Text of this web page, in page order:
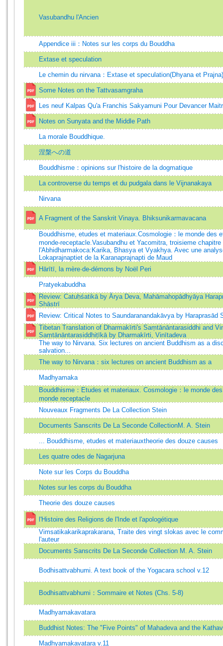
Vasubandhu l'Ancien
Appendice iii：Notes sur les corps du Bouddha
Extase et speculation
Le chemin du nirvana：Extase et speculation(Dhyana et Prajna)
Some Notes on the Tattvasamgraha
Les neuf Kalpas Qu'a Franchis Sakyamuni Pour Devancer
Notes on Sunyata and the Middle Path
La morale Bouddhique.
涅槃への道
Bouddhisme：opinions sur l'histoire de la dogmatique
La controverse du temps et du pudgala dans le Vijnanakaya
Nirvana
A Fragment of the Sanskrit Vinaya. Bhiksunikarmavacana
Bouddhisme, etudes et materiaux.Cosmologie：le monde des
monde-receptacle.Vasubandhu et Yacomitra, troisieme chapitre
l'Abhidharmakoca:Karika, Bhasya et Vyakhya. Avec une
Lokaprajnaptiet de la Karanaprajnapti de Maud
Hārītī, la mère·de-démons by Noël Peri
Pratyekabuddha
Review: Catuḥśatikā by Ārya Deva, Mahāmahopādhyāya
Shāstrī
Review: Critical Notes to Saundaranandakāvya by Haraprasād
Tibetan Translation of Dharmakīrti's Saṃtānāntarasiddhi and
Saṃtānāntarasiddhiṭīkā by Dharmakīrti, Vinītadeva
The way to Nirvana. Six lectures on ancient Buddhism as a
salvation...
The way to Nirvana：six lectures on ancient Buddhism as a
Madhyamaka
Bouddhisme：Etudes et materiaux. Cosmologie：le monde
monde receptacle
Nouveaux Fragments De La Collection Stein
Documents Sanscrits De La Seconde CollectionM. A. Stein
... Bouddhisme, etudes et materiauxtheorie des douze causes
Les quatre odes de Nagarjuna
Note sur les Corps du Bouddha
Notes sur les corps du Bouddha
Theorie des douze causes
l'Histoire des Religions de l'Inde et l'apologétique
Vimsatikakarikaprakarana, Traite des vingt slokas avec le
l'auteur
Documents Sanscrits De La Seconde Collection M. A. Stein
Bodhisattvabhumi. A text book of the Yogacara school v.12
Bodhisattvabhumi：Sommaire et Notes (Chs. 5-8)
Madhyamakavatara
Buddhist Notes: The "Five Points" of Mahadeva and the
Madhyamakavatara v.11